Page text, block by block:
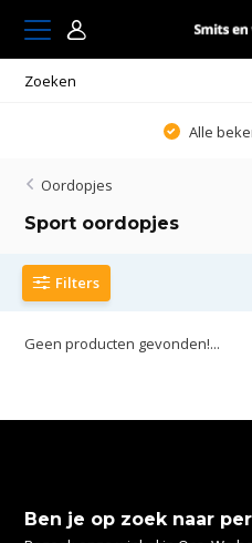
Alle
Oordopjes
Sport oordopjes
Filters
Geen producten gevonden!...
Ben je op zoek naar